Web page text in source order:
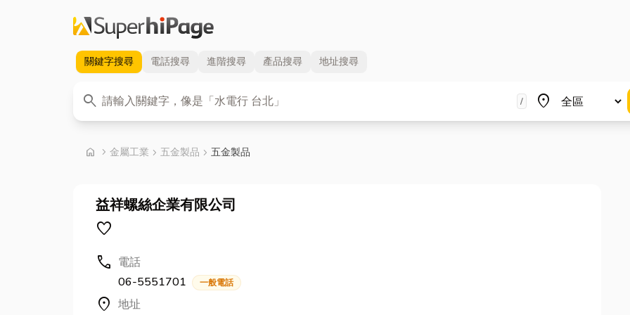
關鍵字搜尋 電話搜尋 進階搜尋 產品搜尋 地址搜尋
search
關鍵字 / place
地區
home chevron_right 首頁
金屬工業 chevron_right 五金製品 chevron_right 五金製品
益祥螺絲企業有限公司
favorite
call 電話
06-5551701
一般電話
location_on 地址